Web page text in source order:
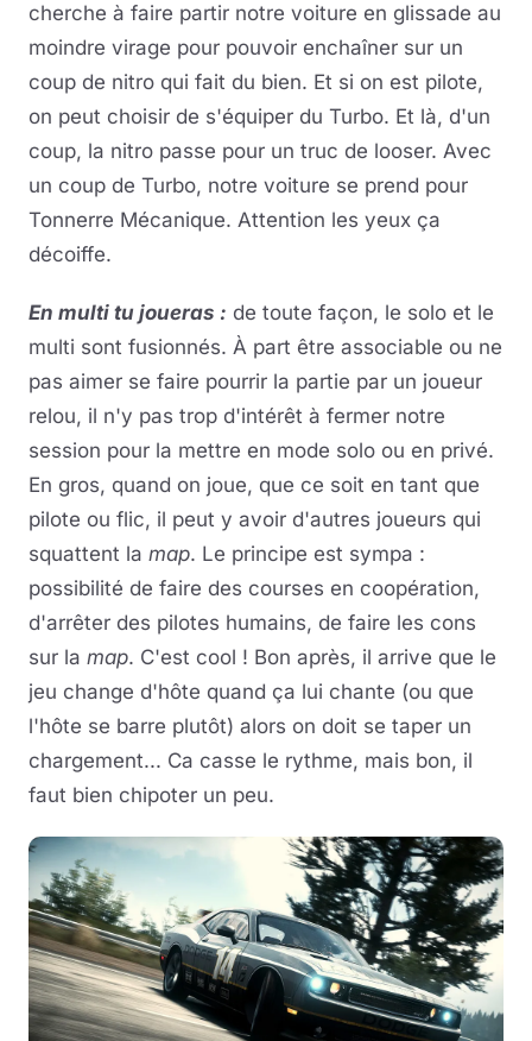
cherche à faire partir notre voiture en glissade au
moindre virage pour pouvoir enchaîner sur un
coup de nitro qui fait du bien. Et si on est pilote,
on peut choisir de s'équiper du Turbo. Et là, d'un
coup, la nitro passe pour un truc de looser. Avec
un coup de Turbo, notre voiture se prend pour
Tonnerre Mécanique. Attention les yeux ça
décoiffe.
En multi tu joueras : de toute façon, le solo et le
multi sont fusionnés. À part être associable ou ne
pas aimer se faire pourrir la partie par un joueur
relou, il n'y pas trop d'intérêt à fermer notre
session pour la mettre en mode solo ou en privé.
En gros, quand on joue, que ce soit en tant que
pilote ou flic, il peut y avoir d'autres joueurs qui
squattent la map. Le principe est sympa :
possibilité de faire des courses en coopération,
d'arrêter des pilotes humains, de faire les cons
sur la map. C'est cool ! Bon après, il arrive que le
jeu change d'hôte quand ça lui chante (ou que
l'hôte se barre plutôt) alors on doit se taper un
chargement... Ca casse le rythme, mais bon, il
faut bien chipoter un peu.